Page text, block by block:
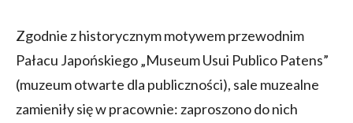
Zgodnie z historycznym motywem przewodnim
Pałacu Japońskiego „Museum Usui Publico Patens”
(muzeum otwarte dla publiczności), sale muzealne
zamieniły się w pracownie: zaproszono do nich